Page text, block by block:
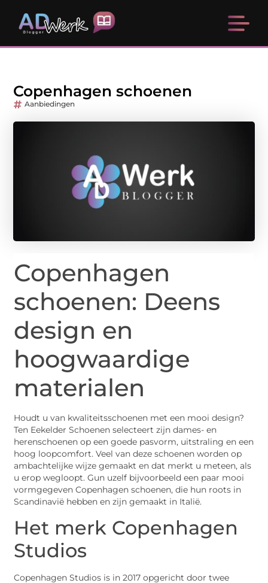
Copenhagen schoenen
Aanbiedingen
Copenhagen
schoenen: Deens
design en
hoogwaardige
materialen
Houdt u van kwaliteitsschoenen met een mooi design?
Ten Eekelder Schoenen selecteert zijn dames- en
herenschoenen op een goede pasvorm, uitstraling en een
hoog loopcomfort. Veel van deze schoenen worden op
ambachtelijke wijze gemaakt en dat merkt u meteen, als
u erop wegloopt. Gun uzelf bijvoorbeeld een paar mooi
vormgegeven Copenhagen schoenen, die hun roots in
Scandinavië hebben en zijn gemaakt in Italië.
Het merk Copenhagen
Studios
Copenhagen Studios is in 2017 opgericht door twee